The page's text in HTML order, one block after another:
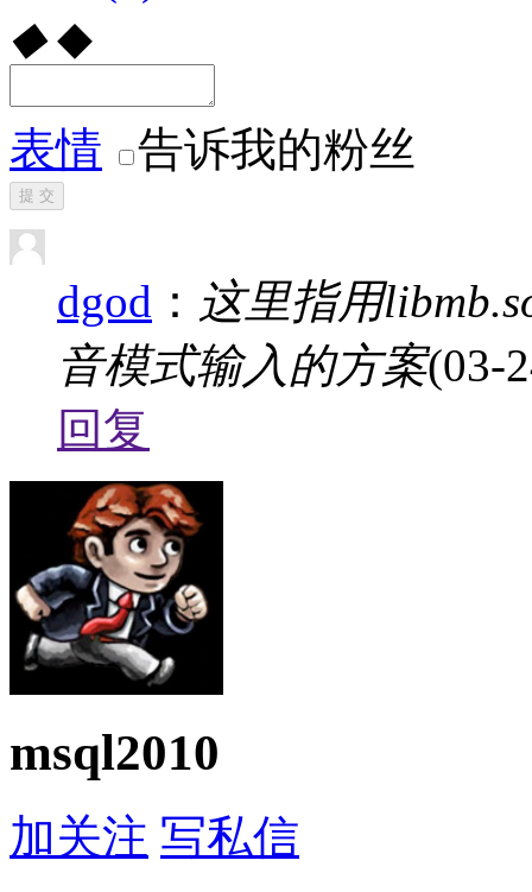
◆ ◆
表情 告诉我的粉丝
提 交
dgod ： 这里指用
音模式输入的方案(03-
回复
msql2010
加关注 写私信